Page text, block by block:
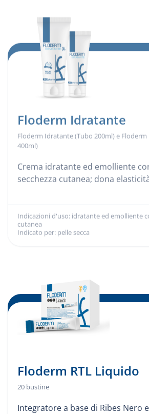
Floderm Idratante
Floderm Idratante (Tubo 200ml) e
400ml)
Crema idratante ed emolliente
secchezza cutanea; dona
Indicazioni d'uso:
Indicazioni d'uso: idratante ed emolliente
cutanea
Indicato per:
Indicato per: pelle secca
Floderm RTL Liquido
20 bustine
Integratore a base di Ribes Nero